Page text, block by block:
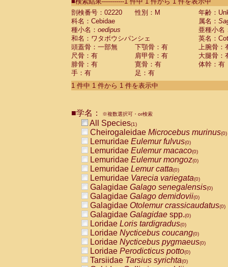
CebidaeSaguinus labiatus(0)
Cebidae Saguinus leucopus (0)
Cebidae
Cebidae
CebidaeSaguinus nigricollis (0)
Cebidae Saguinus oedipus
Cebidae Saguinus weddelli
Cebidae Saguinusspp.
Cebidae Aotus trivirgatus
Cebidae Cebus albifrons
CebidaeCebus nigrivittatus
CebidaeCebus
CebidaeSaimiri boliviensis(0)
CebidaeSaimiri sciureus(0)
AtelidaeAlouatta caraya(0)
AtelidaeAlouatta fusca(0)
AtelidaeAlouatta seniculus
AtelidaeAlouattaspp.(0)
AtelidaeAteles belzebuth(0)
AtelidaeAteles geoffroyi(0)
AtelidaeAteles paniscus(0)
AtelidaeAtelesspp.(0)
Atelidae Lagothrix lagothricha
AtelidaeLagothrix lagothricha cana
PitheciidaeCacajao calvus
PitheciidaeCallicebus cupreus
PitheciidaeCallicebus donacophilus
剖検番号：02220
性別：M
年齢：
科名：Cebidae
属名：
種小名： oedipus
亜種小名
和名：ワタボウシパンシェ
英名：
頭蓋骨：一部無
下顎骨：有
上腕骨：
尺骨：有
肩甲骨：有
大腿骨：
腓骨：有
寛骨：有
体幹：有
手：有
足：有
1 件中 1 件から 1 件を表示中
■学名： ※複数選択可・or検索
All Species(1)
Cheirogaleidae Microcebus murinus(0)
Lemuridae Eulemur fulvus(0)
Lemuridae Eulemur macaco(0)
Lemuridae Eulemur mongoz(0)
Lemuridae Lemur catta(0)
Lemuridae Varecia variegata(0)
Galagidae Galago senegalensis(0)
Galagidae Galago demidovii(0)
Galagidae Otolemur crassicaudatus(0)
Galagidae Galagidae spp.(0)
Loridae Loris tardigradus(0)
Loridae Nycticebus coucang(0)
Loridae Nycticebus pygmaeus(0)
Loridae Perodicticus potto(0)
Tarsiidae Tarsius syrichta(0)